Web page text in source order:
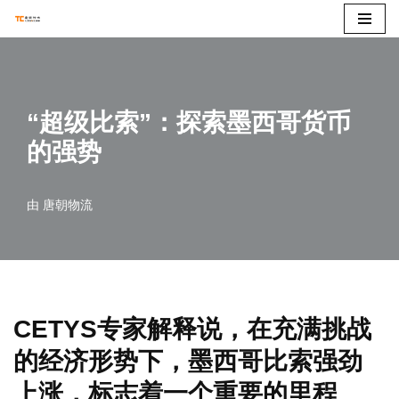
“超级比索”：探索墨西哥货币
的强势
由 唐朝物流
CETYS专家解释说，在充满挑战
的经济形势下，墨西哥比索强劲
上涨，标志着一个重要的里程